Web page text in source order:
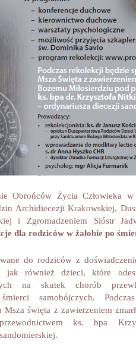
Obrońców Życia Człowieka
Archidiecezji Krakowskiej,
i Zgromadzeniem Sióstr
dla rodziców w żałobie po
do rodziców z
jak również dzieci, które
na skutek chorób
samobójczych.
Msza święta z zawierzeniem
ks. bpa